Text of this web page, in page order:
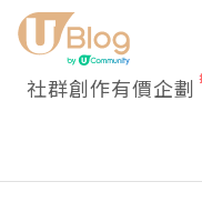
社群創作有價企劃